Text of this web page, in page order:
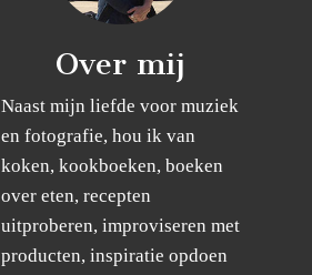
Over mij
Naast mijn liefde voor muziek
en fotografie, hou ik van
koken, kookboeken, boeken
over eten, recepten
uitproberen, improviseren met
producten, inspiratie opdoen